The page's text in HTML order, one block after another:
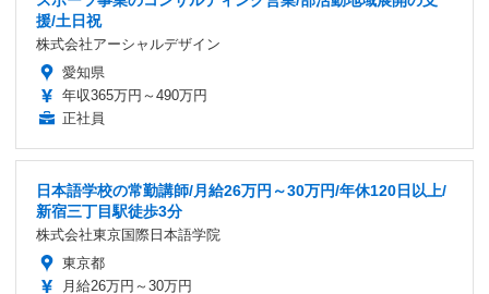
援/土日祝
株式会社アーシャルデザイン
愛知県
年収365万円～490万円
正社員
日本語学校の常勤講師/月給26万円～30万円/年休120日以上/
新宿三丁目駅徒歩3分
株式会社東京国際日本語学院
東京都
月給26万円～30万円